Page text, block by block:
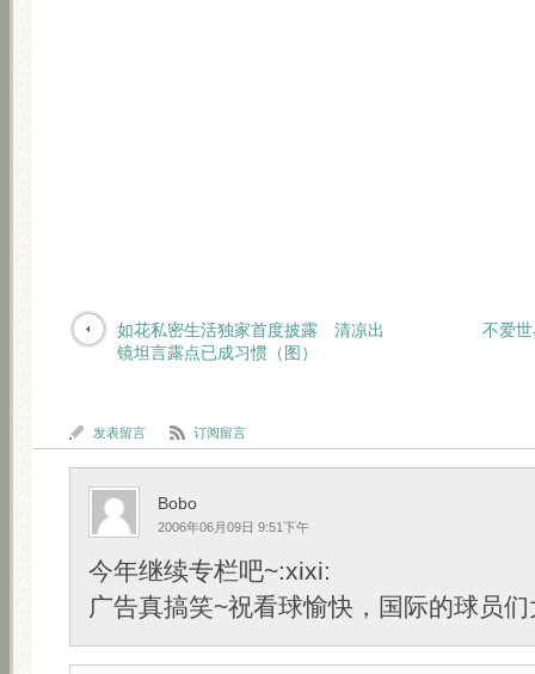
如花私密生活独家首度披露 清凉出
镜坦言露点已成习惯（图）
不爱
发表留言 订阅留言
Bobo
2006年06月09日 9:51下午
今年继续专栏吧~:xixi:
广告真搞笑~祝看球愉快，国际的球员